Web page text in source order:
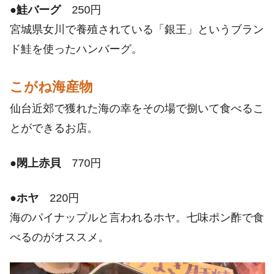
●鮭バーグ250円
宮城県女川で養殖されている「銀王」というブラン
ド鮭を使ったハンバーグ。
こがね海産物
仙台近郊で獲れた海の幸をその場で捌いて食べるこ
とができるお店。
● 閖上赤貝 770円
●ホヤ 220円
海のパイナップルと言われるホヤ。七味ポン酢で食
べるのがオススメ。